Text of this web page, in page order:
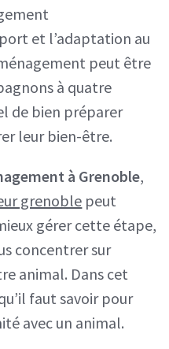
ce
qu’il
savoir
et l’adaptation au
peut être
à quatre
de bien préparer
leur bien-être.
à Grenoble,
grenoble peut
gérer cette étape,
concentrer sur
animal. Dans cet
faut savoir pour
avec un animal.